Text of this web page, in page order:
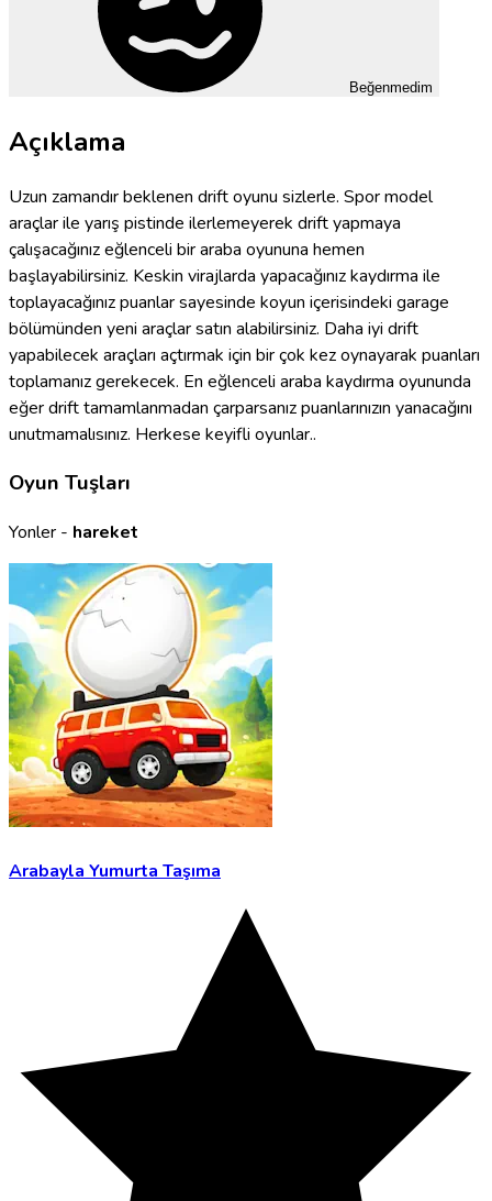
Beğenmedim
Açıklama
Uzun zamandır beklenen drift oyunu sizlerle. Spor model
araçlar ile yarış pistinde ilerlemeyerek drift yapmaya
çalışacağınız eğlenceli bir araba oyununa hemen
başlayabilirsiniz. Keskin virajlarda yapacağınız kaydırma ile
toplayacağınız puanlar sayesinde koyun içerisindeki garage
bölümünden yeni araçlar satın alabilirsiniz. Daha iyi drift
yapabilecek araçları açtırmak için bir çok kez oynayarak puanları
toplamanız gerekecek. En eğlenceli araba kaydırma oyununda
eğer drift tamamlanmadan çarparsanız puanlarınızın yanacağını
unutmamalısınız. Herkese keyifli oyunlar..
Oyun Tuşları
Yonler - hareket
Arabayla Yumurta Taşıma